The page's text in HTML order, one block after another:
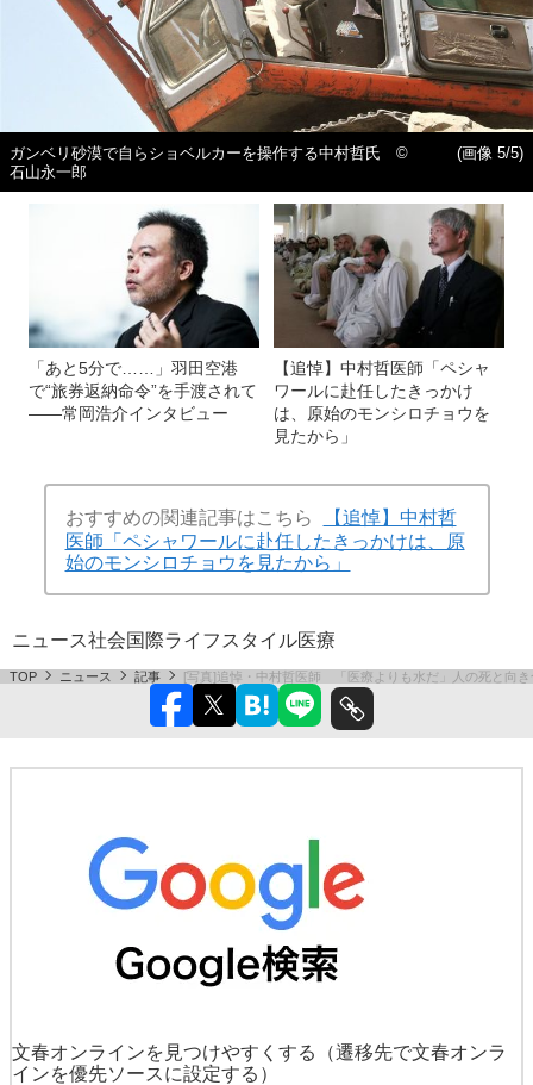
ガンベリ砂漠で自らショベルカーを操作する中村哲氏 ©
石山永一郎
(画像 5/5)
「あと5分で……」羽田空港
で“旅券返納命令”を手渡されて
――常岡浩介インタビュー
【追悼】中村哲医師「ペシャ
ワールに赴任したきっかけ
は、原始のモンシロチョウを
見たから」
おすすめの関連記事はこちら
【追悼】中村哲
医師「ペシャワールに赴任したきっかけは、原
始のモンシロチョウを見たから」
ニュース社会国際ライフスタイル医療
TOP ニュース 記事 [写真]追悼・中村哲医師 「医療よりも水だ」人の死と向
文春オンラインを見つけやすくする
（遷移先で文春オンラ
インを優先ソースに設定する）